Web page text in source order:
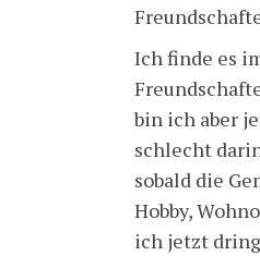
Ich finde es
bin ich aber
schlecht
sobald die
Hobby,
ich jetzt